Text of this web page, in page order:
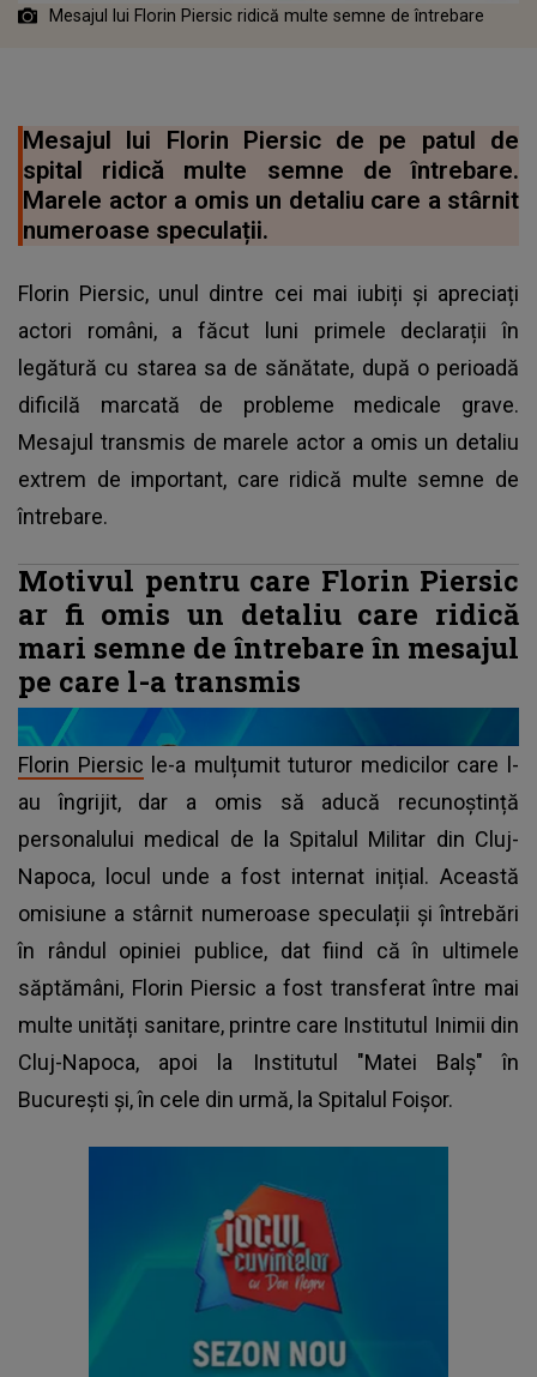
Mesajul lui Florin Piersic ridică multe semne de întrebare
Mesajul lui Florin Piersic de pe patul de
spital ridică multe semne de întrebare.
Marele actor a omis un detaliu care a stârnit
numeroase speculații.
Florin Piersic, unul dintre cei mai iubiți și apreciați
actori români, a făcut luni primele declarații în
legătură cu starea sa de sănătate, după o perioadă
dificilă marcată de probleme medicale grave.
Mesajul transmis de marele actor a omis un detaliu
extrem de important, care ridică multe semne de
întrebare.
Motivul pentru care Florin Piersic
ar fi omis un detaliu care ridică
mari semne de întrebare în mesajul
pe care l-a transmis
Florin Piersic le-a mulțumit tuturor medicilor care l-
au îngrijit, dar a omis să aducă recunoștință
personalului medical de la Spitalul Militar din Cluj-
Napoca, locul unde a fost internat inițial. Această
omisiune a stârnit numeroase speculații și întrebări
în rândul opiniei publice, dat fiind că în ultimele
săptămâni, Florin Piersic a fost transferat între mai
multe unități sanitare, printre care Institutul Inimii din
Cluj-Napoca, apoi la Institutul "Matei Balș" în
București și, în cele din urmă, la Spitalul Foișor.